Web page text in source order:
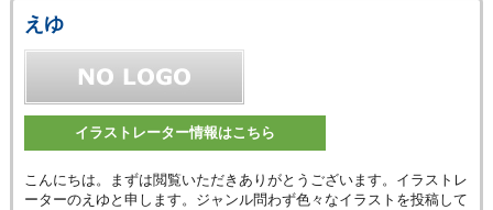
えゆ
イラストレーター情報はこちら
こんにちは。まずは閲覧いただきありがとうございます。イラストレ
ーターのえゆと申します。ジャンル問わず色々なイラストを投稿して